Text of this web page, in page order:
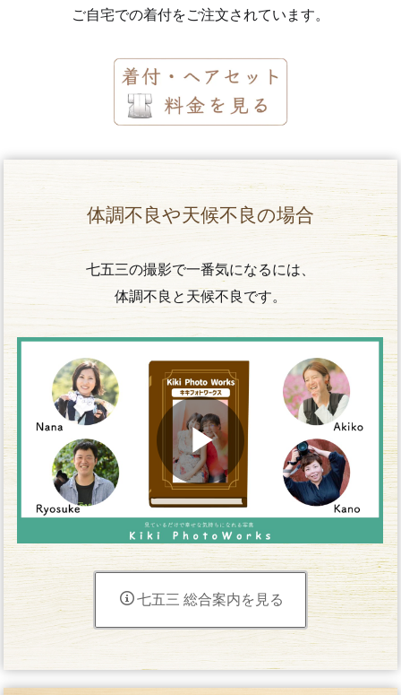
ご自宅での着付をご注文されています。
体調不良や天候不良の場合
七五三の撮影で一番気になるには、
体調不良と天候不良です。
七五三 総合案内を見る